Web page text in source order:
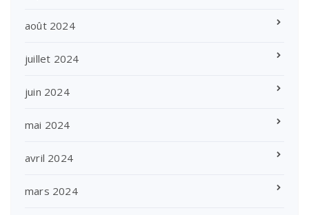
août 2024
juillet 2024
juin 2024
mai 2024
avril 2024
mars 2024